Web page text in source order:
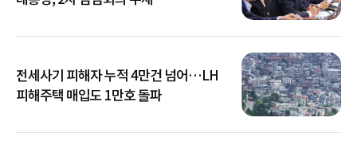
전세사기 피해자 누적 4만건 넘어…LH
피해주택 매입도 1만호 돌파